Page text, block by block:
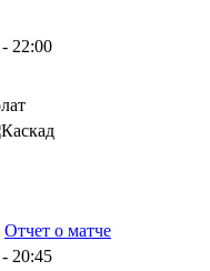
- 22:00
Отчет о матче
- 20:45